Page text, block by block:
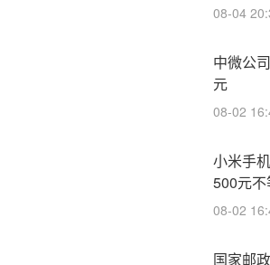
08-04
中微公
元
08-02
小米手
500元不
08-02
国家邮